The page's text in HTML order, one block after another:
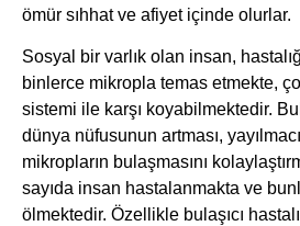
ömür sıhhat ve afiyet içinde olurlar.
Sosyal bir varlık olan insan,
binlerce mikropla temas etmekte,
sistemi ile karşı koyabilmektedir.
dünya nüfusunun artması,
mikropların bulaşmasını
sayıda insan hastalanmakta ve
ölmektedir. Özellikle bulaşıcı